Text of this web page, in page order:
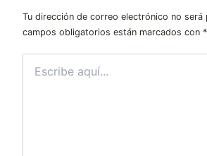
Tu dirección de correo electrónico no será
campos obligatorios están marcados con *
aquí...